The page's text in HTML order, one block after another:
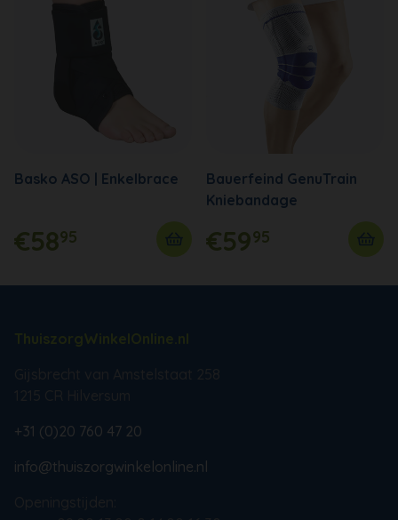
Basko ASO | Enkelbrace
€5895
Bauerfeind GenuTrain
Kniebandage
€5995
+31 (0)20 760 47 20
info@thuiszorgwinkelonline.nl